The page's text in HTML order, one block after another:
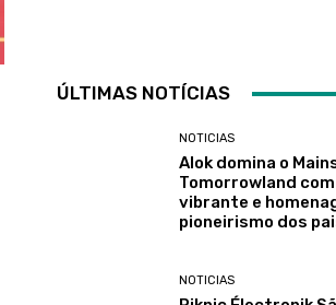
ÚLTIMAS NOTÍCIAS
NOTICIAS
Alok domina o
Tomorrowland
vibrante e
pioneirismo dos
NOTICIAS